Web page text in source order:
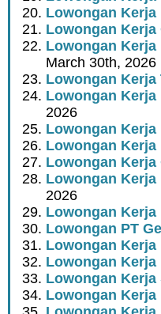
Lowongan Kerja
Lowongan Kerja
Lowongan Kerja
March 30th, 2026
Lowongan Kerja
Lowongan
2026
Lowongan Kerja
Lowongan Kerja
Lowongan Kerja
Lowongan Kerja
2026
Lowongan
Lowongan PT
Lowongan Kerja
Lowongan Kerja
Lowongan Kerja
Lowongan Kerja